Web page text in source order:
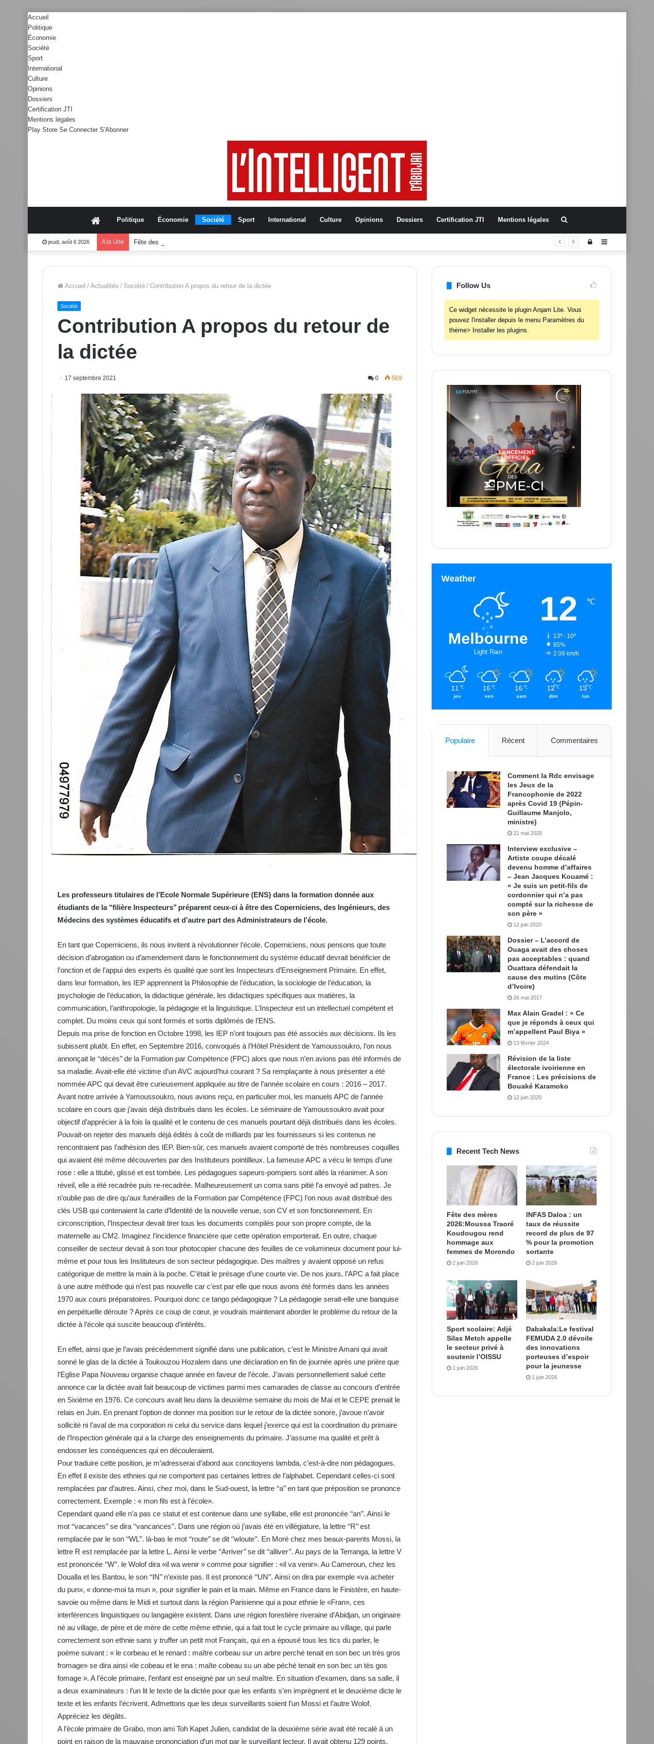
Accueil
Politique
Économie
Société
Sport
International
Culture
Opinions
Dossiers
Certification JTI
Mentions légales
Play Store Se Connecter S'Abonner
AccueilPolitique Économie Société Sport International Culture Opinions Dossiers Certification JTI Mentions légales
jeudi, août 6 2026 A la Une Fête des mères 2026:Moussa Traoré Koudougou rend hommage aux femmes de Morondo Sidebar
Connexion
Accueil / Actualités / Société / Contribution A propos du retour de la dictée
Société
Contribution A propos du retour de
la dictée
17 septembre 2021 0 569
Les professeurs titulaires de l’Ecole Normale Supérieure (ENS) dans la formation donnée aux
étudiants de la ‘‘filière Inspecteurs’’ préparent ceux-ci à être des Coperniciens, des Ingénieurs, des
Médecins des systèmes éducatifs et d’autre part des Administrateurs de l’école.
En tant que Coperniciens, ils nous invitent à révolutionner l’école. Coperniciens, nous pensons que toute
décision d’abrogation ou d’amendement dans le fonctionnement du système éducatif devrait bénéficier de
l’onction et de l’appui des experts ès qualité que sont les Inspecteurs d’Enseignement Primaire. En effet,
dans leur formation, les IEP apprennent la Philosophie de l’éducation, la sociologie de l’éducation, la
psychologie de l’éducation, la didactique générale, les didactiques spécifiques aux matières, la
communication, l’anthropologie, la pédagogie et la linguistique. L’Inspecteur est un intellectuel compétent et
complet. Du moins ceux qui sont formés et sortis diplômés de l’ENS.
Depuis ma prise de fonction en Octobre 1998, les IEP n’ont toujours pas été associés aux décisions. Ils les
subissent plutôt. En effet, en Septembre 2016, convoqués à l’Hôtel Président de Yamoussoukro, l’on nous
annonçait le ‘‘décès’’ de la Formation par Compétence (FPC) alors que nous n’en avions pas été informés de
sa maladie. Avait-elle été victime d’un AVC aujourd’hui courant ? Sa remplaçante à nous présenter a été
nommée APC qui devait être curieusement appliquée au titre de l’année scolaire en cours : 2016 – 2017.
Avant notre arrivée à Yamoussoukro, nous avions reçu, en particulier moi, les manuels APC de l’année
scolaire en cours que j’avais déjà distribués dans les écoles. Le séminaire de Yamoussoukro avait pour
objectif d’apprécier à la fois la qualité et le contenu de ces manuels pourtant déjà distribués dans les écoles.
Pouvait-on rejeter des manuels déjà édités à coût de milliards par les fournisseurs si les contenus ne
rencontraient pas l’adhésion des IEP. Bien-sûr, ces manuels avaient comporté de très nombreuses coquilles
qui avaient été même découvertes par des Instituteurs pointilleux. La fameuse APC a vécu le temps d’une
rose : elle a titubé, glissé et est tombée. Les pédagogues sapeurs-pompiers sont allés la réanimer. A son
réveil, elle a été recadrée puis re-recadrée. Malheureusement un coma sans pitié l’a envoyé ad patres. Je
n’oublie pas de dire qu’aux funérailles de la Formation par Compétence (FPC) l’on nous avait distribué des
clés USB qui contenaient la carte d’Identité de la nouvelle venue, son CV et son fonctionnement. En
circonscription, l’Inspecteur devait tirer tous les documents compilés pour son propre compte, de la
maternelle au CM2. Imaginez l’incidence financière que cette opération emporterait. En outre, chaque
conseiller de secteur devait à son tour photocopier chacune des feuilles de ce volumineux document pour lui-
même et pour tous les Instituteurs de son secteur pédagogique. Des maîtres y avaient opposé un refus
catégorique de mettre la main à la poche. C’était le présage d’une courte vie. De nos jours, l’APC a fait place
à une autre méthode qui n’est pas nouvelle car c’est par elle que nous avons été formés dans les années
1970 aux cours préparatoires. Pourquoi donc ce tango pédagogique ? La pédagogie serait-elle une banquise
en perpétuelle déroute ? Après ce coup de cœur, je voudrais maintenant aborder le problème du retour de la
dictée à l’école qui suscite beaucoup d’intérêts.
En effet, ainsi que je l’avais précédemment signifié dans une publication, c’est le Ministre Amani qui avait
sonné le glas de la dictée à Toukouzou Hozalem dans une déclaration en fin de journée après une prière que
l’Eglise Papa Nouveau organise chaque année en faveur de l’école. J’avais personnellement salué cette
annonce car la dictée avait fait beaucoup de victimes parmi mes camarades de classe au concours d’entrée
en Sixième en 1976. Ce concours avait lieu dans la deuxième semaine du mois de Mai et le CEPE prenait le
relais en Juin. En prenant l’option de donner ma position sur le retour de la dictée sonore, j’avoue n’avoir
sollicité ni l’aval de ma corporation ni celui du service dans lequel j’exerce qui est la coordination du primaire
de l’Inspection générale qui a la charge des enseignements du primaire. J’assume ma qualité et prêt à
endosser les conséquences qui en découleraient.
Pour traduire cette position, je m’adresserai d’abord aux concitoyens lambda, c’est-à-dire non pédagogues.
En effet il existe des ethnies qui ne comportent pas certaines lettres de l’alphabet. Cependant celles-ci sont
remplacées par d’autres. Ainsi, chez moi, dans le Sud-ouest, la lettre ‘‘a’’ en tant que préposition se prononce
correctement. Exemple : « mon fils est à l’école».
Cependant quand elle n’a pas ce statut et est contenue dans une syllabe, elle est prononcée ‘‘an’’. Ainsi le
mot ‘‘vacances’’ se dira ‘‘vancances’’. Dans une région où j’avais été en villégiature, la lettre ‘‘R’’ est
remplacée par le son ‘‘WL’’. là-bas le mot ‘‘route’’ se dit ‘’wloute’’. En Moré chez mes beaux-parents Mossi, la
lettre R est remplacée par la lettre L. Ainsi le verbe ‘‘Arriver’’ se dit ‘‘alliver’’. Au pays de la Terranga, la lettre V
est prononcée ‘‘W’’. le Wolof dira «il wa wenir » comme pour signifier : «il va venir». Au Cameroun, chez les
Doualla et les Bantou, le son ‘‘IN’’ n’existe pas. Il est prononcé ‘‘UN’’. Ainsi on dira par exemple «va acheter
du pun», « donne-moi ta mun », pour signifier le pain et la main. Même en France dans le Finistère, en haute-
savoie ou même dans le Midi et surtout dans la région Parisienne qui a pour ethnie le «Fran», ces
interférences linguistiques ou langagière existent. Dans une région forestière riveraine d’Abidjan, un originaire
né au village, de père et de mère de cette même ethnie, qui a fait tout le cycle primaire au village, qui parle
correctement son ethnie sans y truffer un petit mot Français, qui en a épousé tous les tics du parler, le
poème suivant : « le corbeau et le renard : maître corbeau sur un arbre perché tenait en son bec un très gros
fromage» se dira ainsi «le cobeau et le ena : maîte cobeau su un abe péché tenait en son bec un tès gos
fomage ». A l’école primaire, l’enfant est enseigné par un seul maître. En situation d’examen, dans sa salle, il
a deux examinateurs : l’un lit le texte de la dictée pour que les enfants s’en imprègnent et le deuxième dicte le
texte et les enfants l’écrivent. Admettons que les deux surveillants soient l’un Mossi et l’autre Wolof.
Appréciez les dégâts.
A l’école primaire de Grabo, mon ami Toh Kapet Julien, candidat de la deuxième série avait été recalé à un
point en raison de la mauvaise prononciation d’un mot par le surveillant lecteur. Il avait obtenu 129 points.
Follow Us
Ce widget nécessite le plugin Arqam Lite. Vous
pouvez l'installer depuis le menu Paramètres du
thème> Installer les plugins.
Weather
Melbourne
Light Rain
12 ℃
13º - 10º
85%
2.09 km/h
11 ℃
jeu
16 ℃
ven
16 ℃
sam
12 ℃
dim
13 ℃
lun
Populaire Récent Commentaires
Comment la Rdc envisage
les Jeux de la
Francophonie de 2022
après Covid 19 (Pépin-
Guillaume Manjolo,
ministre)
21 mai 2020
Interview exclusive –
Artiste coupe décalé
devenu homme d’affaires
– Jean Jacques Kouamé :
« Je suis un petit-fils de
cordonnier qui n’a pas
compté sur la richesse de
son père »
12 juin 2020
Dossier – L’accord de
Ouaga avait des choses
pas acceptables : quand
Ouattara défendait la
cause des mutins (Côte
d’Ivoire)
26 mai 2017
Max Alain Gradel : « Ce
que je réponds à ceux qui
m’appellent Paul Biya »
13 février 2024
Révision de la liste
électorale ivoirienne en
France : Les précisions de
Bouaké Karamoko
12 juin 2020
Recent Tech News
Fête des mères
2026:Moussa Traoré
Koudougou rend
hommage aux
femmes de Morondo
2 juin 2026
INFAS Daloa : un
taux de réussite
record de plus de 97
% pour la promotion
sortante
2 juin 2026
Sport scolaire: Adjé
Silas Metch appelle
le secteur privé à
soutenir l’OISSU
1 juin 2026
Dabakala:Le festival
FEMUDA 2.0 dévoile
des innovations
porteuses d’espoir
pour la jeunesse
1 juin 2026